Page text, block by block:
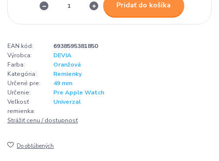
Pridať do košíka
EAN kód:
6938595381850
Výrobca:
DEVIA
Farba:
Oranžová
Kategória:
Remienky
Určené pre:
49 mm
Určenie:
Pre Apple Watch
Veľkosť
remienka:
Univerzal
Strážiť cenu / dostupnosť
Do obľúbených